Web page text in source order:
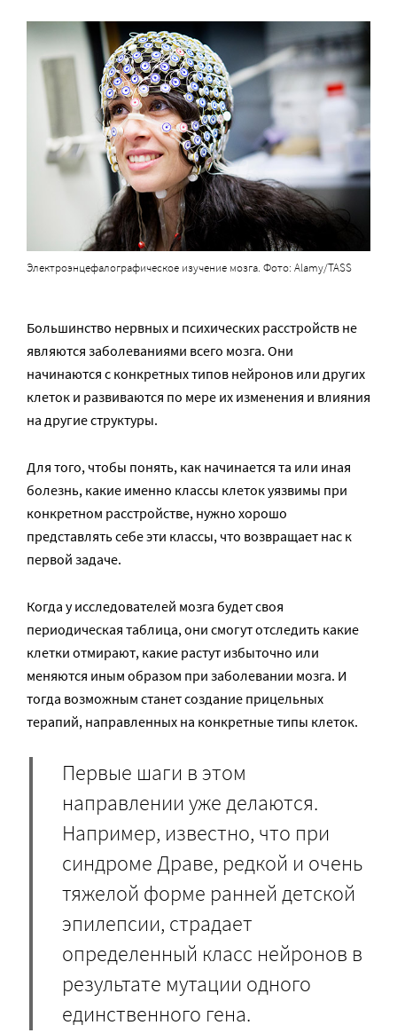
Электроэнцефалографическое изучение мозга. Фото: Alamy/TASS
Большинство нервных и психических расстройств не
являются заболеваниями всего мозга. Они
начинаются с конкретных типов нейронов или других
клеток и развиваются по мере их изменения и влияния
на другие структуры.
Для того, чтобы понять, как начинается та или иная
болезнь, какие именно классы клеток уязвимы при
конкретном расстройстве, нужно хорошо
представлять себе эти классы, что возвращает нас к
первой задаче.
Когда у исследователей мозга будет своя
периодическая таблица, они смогут отследить какие
клетки отмирают, какие растут избыточно или
меняются иным образом при заболевании мозга. И
тогда возможным станет создание прицельных
терапий, направленных на конкретные типы клеток.
Первые шаги в этом
направлении уже делаются.
Например, известно, что при
синдроме Драве, редкой и очень
тяжелой форме ранней детской
эпилепсии, страдает
определенный класс нейронов в
результате мутации одного
единственного гена.